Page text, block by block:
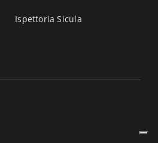
Ispettoria Sicula